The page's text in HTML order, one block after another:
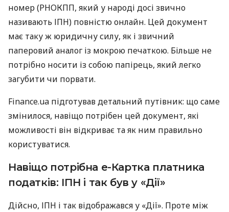
номер (РНОКПП, який у народі досі звично
називають ІПН) повністю онлайн. Цей документ
має таку ж юридичну силу, як і звичний
паперовий аналог із мокрою печаткою. Більше не
потрібно носити із собою папірець, який легко
загубити чи порвати.
Finance.ua підготував детальний путівник: що саме
змінилося, навіщо потрібен цей документ, які
можливості він відкриває та як ним правильно
користуватися.
Навіщо потрібна е-Картка платника
податків: ІПН і так був у «Дії»
Дійсно, ІПН і так відображався у «Дії». Проте між